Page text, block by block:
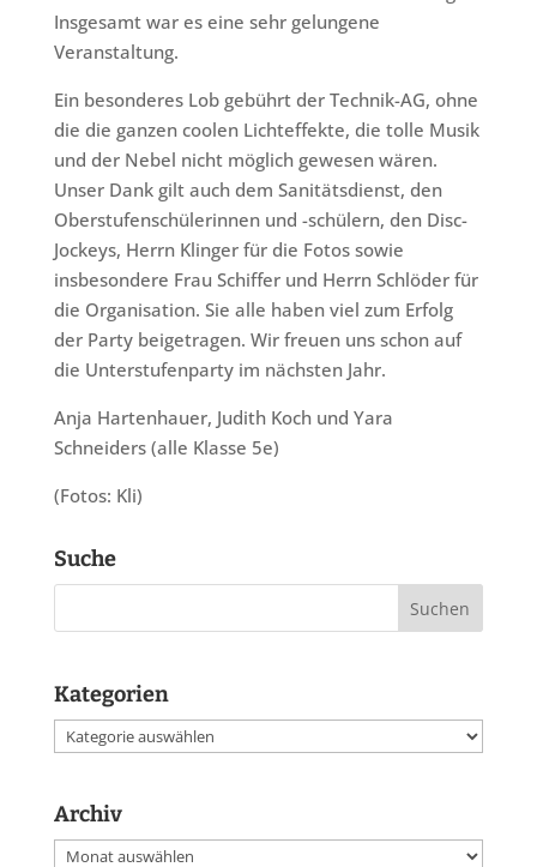
Insgesamt war es eine sehr gelungene
Veranstaltung.
Ein besonderes Lob gebührt der Technik-AG, ohne
die die ganzen coolen Lichteffekte, die tolle Musik
und der Nebel nicht möglich gewesen wären.
Unser Dank gilt auch dem Sanitätsdienst, den
Oberstufenschülerinnen und -schülern, den Disc-
Jockeys, Herrn Klinger für die Fotos sowie
insbesondere Frau Schiffer und Herrn Schlöder für
die Organisation. Sie alle haben viel zum Erfolg
der Party beigetragen. Wir freuen uns schon auf
die Unterstufenparty im nächsten Jahr.
Anja Hartenhauer, Judith Koch und Yara
Schneiders (alle Klasse 5e)
(Fotos: Kli)
Suche
Kategorien
Kategorien
Archiv
Archiv